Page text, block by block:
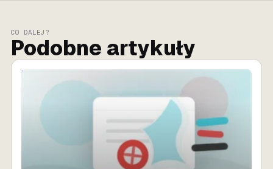
CO DALEJ?
Podobne artykuły
MARKETING AI